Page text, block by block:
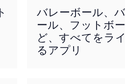
バレーボール、
ール、フットボ
ど、すべてをラ
るアプリ